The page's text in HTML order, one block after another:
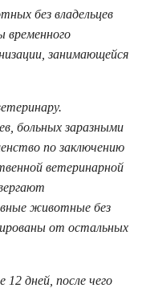
без владельцев
занимающейся
больных заразными
по заключению
ветеринарной
животные без
от остальных
дней, после чего